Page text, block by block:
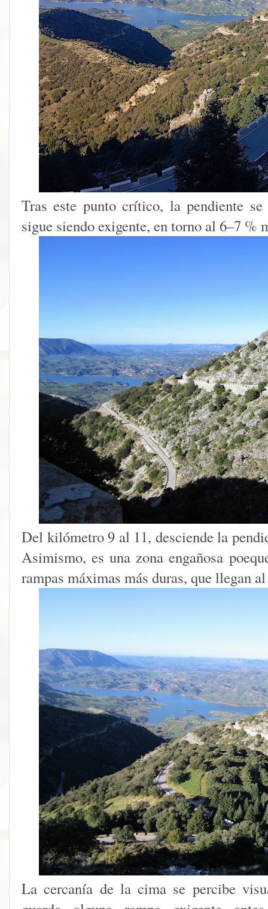
Tras este punto crítico, la pendiente se
sigue siendo exigente, en torno al 6–7 %
Del kilómetro 9 al 11, desciende la
Asimismo, es una zona engañosa
rampas máximas más duras, que llegan
La cercanía de la cima se percibe